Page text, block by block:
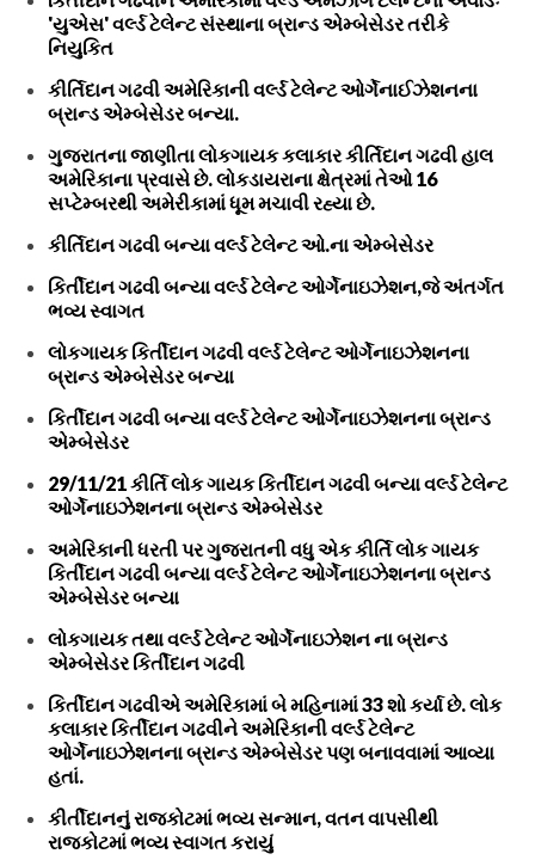
'યુએસ' વર્લ્ડ ટેલેન્ટ સંસ્થાના બ્રાન્ડ એમ્બેસેડર તરીકે
નિયુકિત
કીર્તિદાન ગઢવી અમેરિકાની વર્લ્ડ ટેલેન્ટ ઓર્ગેનાઈઝેશનના
બ્રાન્ડ એમ્બેસેડર બન્યા.
ગુજરાતના જાણીતા લોકગાયક કલાકાર કીર્તિદાન ગઢવી હાલ
અમેરિકાના પ્રવાસે છે. લોકડાયરાના ક્ષેત્રમાં તેઓ 16
સપ્ટેમ્બરથી અમેરીકામાં ધૂમ મચાવી રહ્યા છે.
કીર્તિદાન ગઢવી બન્યા વર્લ્ડ ટેલેન્ટ ઓ.ના એમ્બેસેડર
કિર્તીદાન ગઢવી બન્યા વર્લ્ડ ટેલેન્ટ ઓર્ગેનાઇઝેશન,જે અંતર્ગત
ભવ્ય સ્વાગત
લોકગાયક કિર્તીદાન ગઢવી વર્લ્ડ ટેલેન્ટ ઓર્ગેનાઇઝેશનના
બ્રાન્ડ એમ્બેસેડર બન્યા
કિર્તીદાન ગઢવી બન્યા વર્લ્ડ ટેલેન્ટ ઓર્ગેનાઇઝેશનના બ્રાન્ડ
એમ્બેસેડર
29/11/21 કીર્તિ લોક ગાયક કિર્તીદાન ગઢવી બન્યા વર્લ્ડ ટેલેન્ટ
ઓર્ગેનાઇઝેશનના બ્રાન્ડ એમ્બેસેડર
અમેરિકાની ધરતી પર ગુજરાતની વધુ એક કીર્તિ લોક ગાયક
કિર્તીદાન ગઢવી બન્યા વર્લ્ડ ટેલેન્ટ ઓર્ગેનાઇઝેશનના બ્રાન્ડ
એમ્બેસેડર બન્યા
લોકગાયક તથા વર્લ્ડ ટેલેન્ટ ઓર્ગેનાઇઝેશન ના બ્રાન્ડ
એમ્બેસેડર કિર્તીદાન ગઢવી
કિર્તીદાન ગઢવીએ અમેરિકામાં બે મહિનામાં 33 શો કર્યા છે. લોક
કલાકાર કિર્તીદાન ગઢવીને અમેરિકાની વર્લ્ડ ટેલેન્ટ
ઓર્ગેનાઇઝેશનના બ્રાન્ડ એમ્બેસેડર પણ બનાવવામાં આવ્યા
હતાં.
કીર્તીદાનનું રાજકોટમાં ભવ્ય સન્માન, વતન વાપસીથી
રાજકોટમાં ભવ્ય સ્વાગત કરાયું